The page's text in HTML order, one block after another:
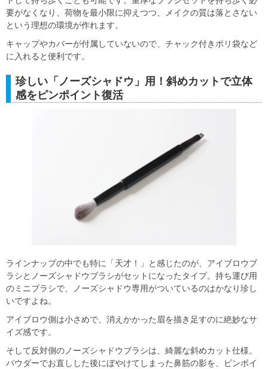
要がなくなり、荷物を最小限に抑えつつ、メイクの質は落とさない
という理想の環境が作れます。
キャップやカバーが付属していないので、チャック付きポリ袋など
に入れると便利です。
珍しい「ノーズシャドウ」用！斜めカットで立体
感をピンポイント復活
ラインナップの中でも特に「天才！」と感じたのが、アイブロウブ
ラシとノーズシャドウブラシがセットになったタイプ。持ち運び用
のミニブラシで、ノーズシャドウ専用がついているのはかなり珍し
いですよね。
アイブロウ側は小さめで、消えかかった眉を描き足すのに絶妙なサ
イズ感です。
そして反対側のノーズシャドウブラシは、綺麗な斜めカット仕様。
パウダーでお直しした後にぼやけてしまった鼻筋の影を、ピンポイ